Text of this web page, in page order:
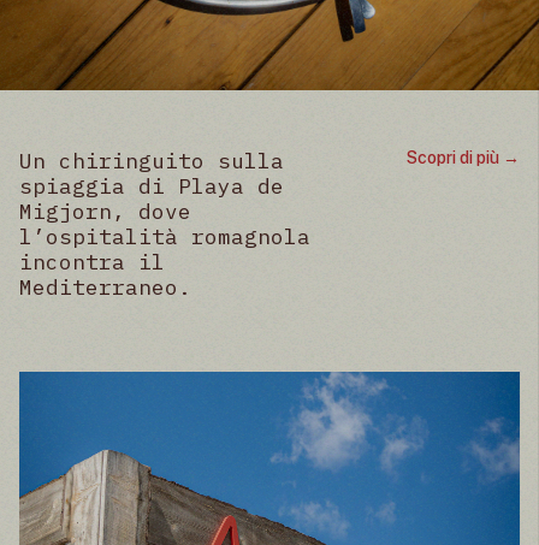
Un chiringuito sulla
spiaggia di Playa de
Migjorn, dove
l’ospitalità romagnola
incontra il
Mediterraneo.
Scopri di più →